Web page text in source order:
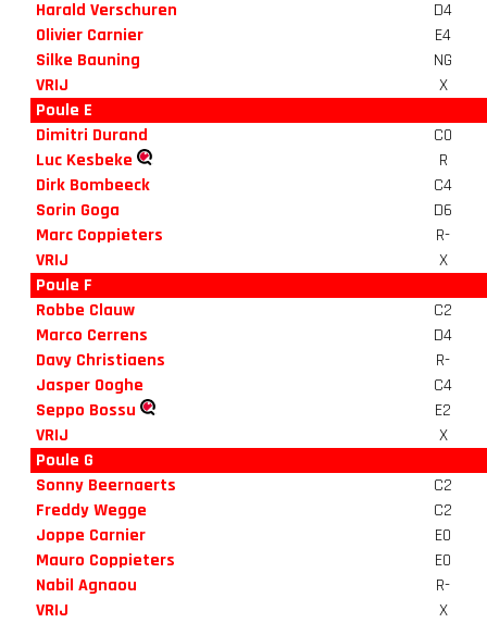
Harald Verschuren
D4
Olivier Carnier
E4
Silke Bauning
NG
VRIJ
X
Poule E
Dimitri Durand
C0
Luc Kesbeke
R
Dirk Bombeeck
C4
Sorin Goga
D6
Marc Coppieters
R-
VRIJ
X
Poule F
Robbe Clauw
C2
Marco Cerrens
D4
Davy Christiaens
R-
Jasper Ooghe
C4
Seppo Bossu
E2
VRIJ
X
Poule G
Sonny Beernaerts
C2
Freddy Wegge
C2
Joppe Carnier
E0
Mauro Coppieters
E0
Nabil Agnaou
R-
VRIJ
X